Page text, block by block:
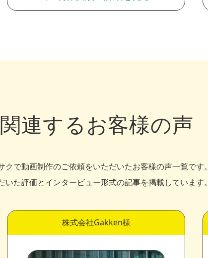
関連するお客様の声
クで動画制作のご依頼をいただいたお客様の声一覧です
いた評価とインタービュー形式の記事を掲載しています
株式会社Gakken様